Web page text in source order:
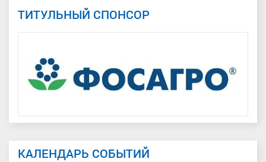
ТИТУЛЬНЫЙ СПОНСОР
КАЛЕНДАРЬ СОБЫТИЙ